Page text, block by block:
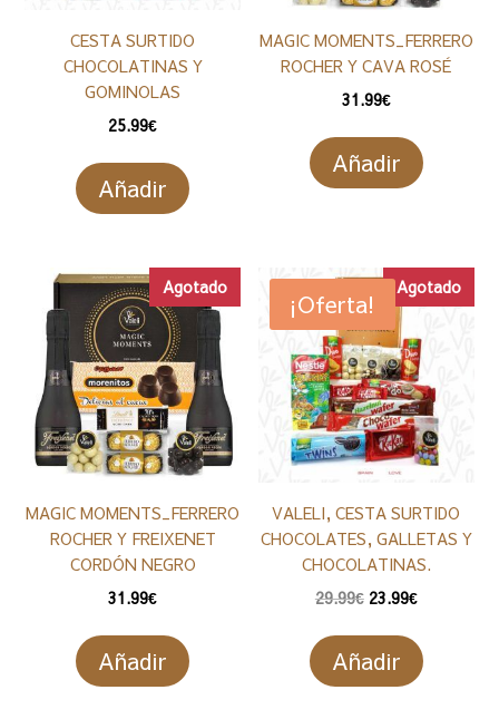
CESTA SURTIDO
CHOCOLATINAS Y
GOMINOLAS
25.99€
Añadir
MAGIC MOMENTS_FERRERO
ROCHER Y CAVA ROSÉ
31.99€
Añadir
Agotado
MAGIC MOMENTS_FERRERO
ROCHER Y FREIXENET
CORDÓN NEGRO
31.99€
Añadir
¡Oferta!
Agotado
VALELI, CESTA SURTIDO
CHOCOLATES, GALLETAS Y
CHOCOLATINAS.
29.99€ El
original
era:
23.99€El
actual
es:
Añadir